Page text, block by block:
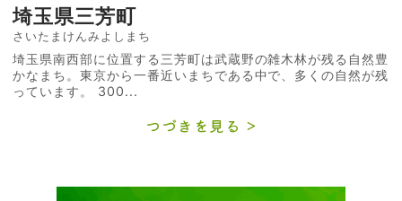
埼玉県三芳町
さいたまけんみよしまち
埼玉県南西部に位置する三芳町は武蔵野の雑木林が残る自然豊
かなまち。東京から一番近いまちである中で、多くの自然が残
っています。 300...
つづきを見る